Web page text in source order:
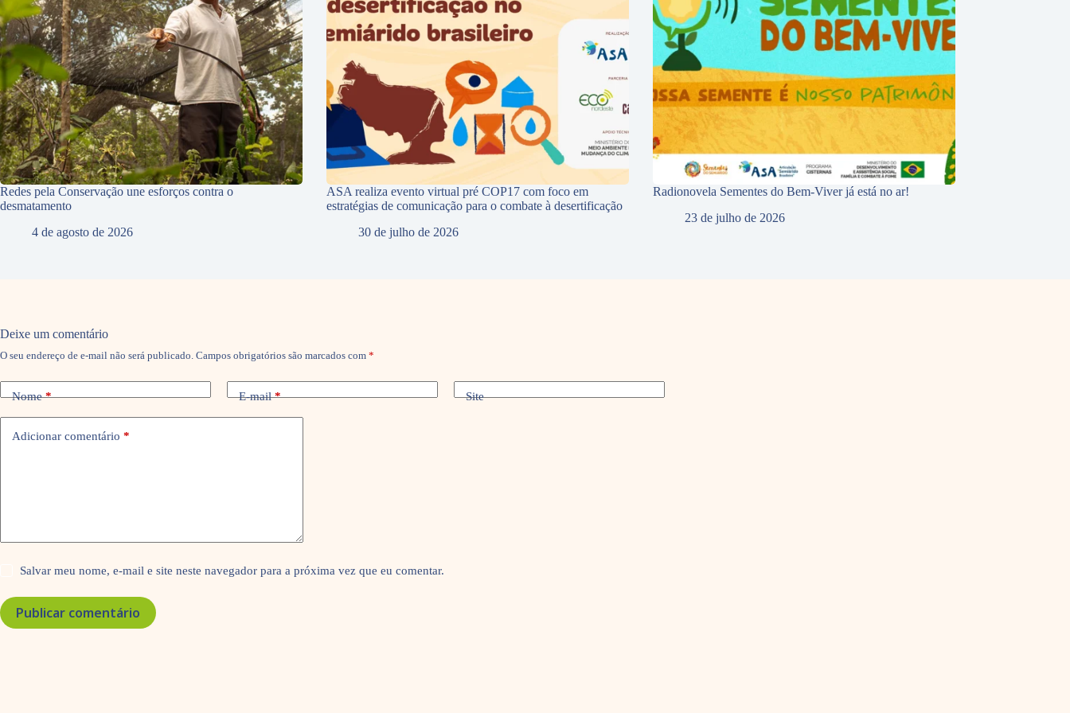
Redes pela Conservação une esforços contra o
desmatamento
4 de agosto de 2026
ASA realiza evento virtual pré COP17 com foco em
estratégias de comunicação para o combate à desertificação
30 de julho de 2026
Radionovela Sementes do Bem-Viver já está no ar!
23 de julho de 2026
Deixe um comentário
O seu endereço de e-mail não será publicado. Campos obrigatórios são marcados com *
Nome* E-mail* Site
Adicionar comentário *
Salvar meu nome, e-mail e site neste navegador para a próxima vez que eu comentar.
Publicar comentário